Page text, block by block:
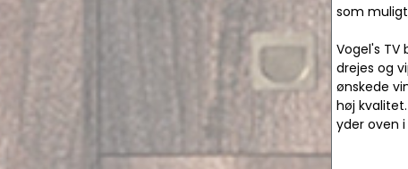
som
Vogel's
drejes og
ønskede
høj
yder oven